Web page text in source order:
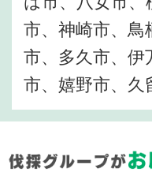
市、神崎市、鳥
市、多久市、伊
市、嬉野市、久